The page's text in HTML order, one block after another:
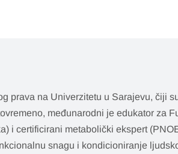
prava na Univerzitetu u Sarajevu, čiji
međunarodni je edukator za
i certificirani metabolički ekspert
snagu i kondicioniranje